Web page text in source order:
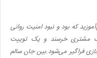
که بود و نبود امنیت روانی
مشتری خرسند و یک توییت
فراگیر می‌شود.بین جان سالم